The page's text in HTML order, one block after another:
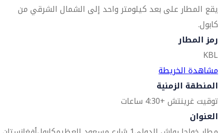
يقع المطار على بعد كيلومتر واحد إلى الشمال الشرقي من
كابول.
رمز المطار
KBL
مشاهدة الخريطة
المنطقة الزمنية
توقيت غرينتش +4:30 ساعات
العنوان